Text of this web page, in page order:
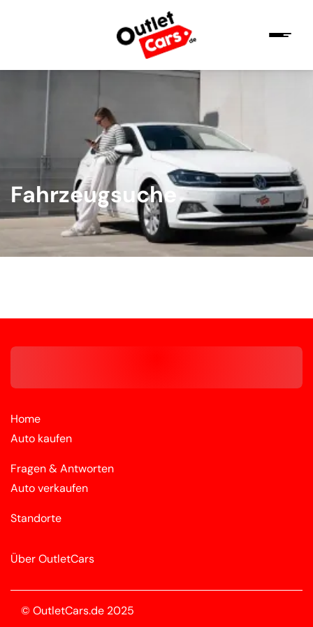
Fahrzeugsuche
Home
Auto kaufen
Fragen & Antworten
Auto verkaufen
Standorte
Über OutletCars
© OutletCars.de 2025